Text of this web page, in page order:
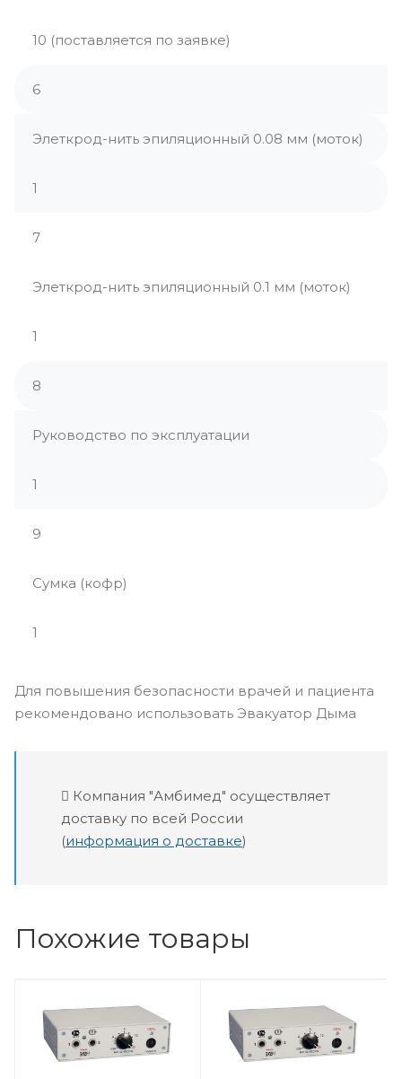
10 (поставляется по заявке)
6
Элеткрод-нить эпиляционный 0.08 мм (моток)
1
7
Элеткрод-нить эпиляционный 0.1 мм (моток)
1
8
Руководство по эксплуатации
1
9
Сумка (кофр)
1
Для повышения безопасности врачей и пациента
рекомендовано использовать Эвакуатор Дыма
Компания "Амбимед" осуществляет
доставку по всей России
(информация о доставке)
Похожие товары